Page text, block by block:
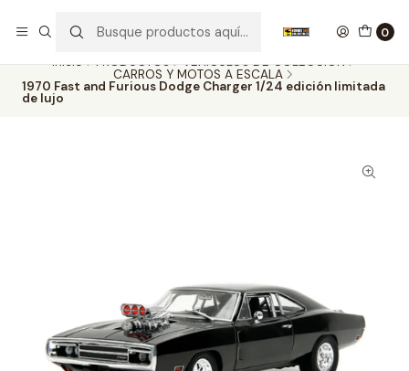
0
Inicio PRODUCTOS
VEHÍCULOS DE COLECCIÓN
CARROS Y MOTOS A ESCALA
1970 Fast and Furious Dodge Charger 1/24 edición limitada
de lujo